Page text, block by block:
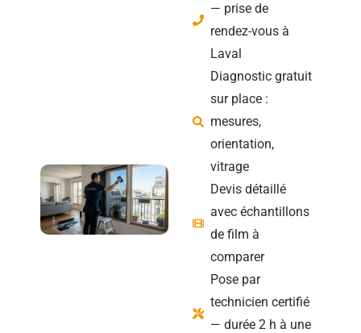
— prise de
rendez-vous à
Laval
Diagnostic gratuit
sur place :
mesures,
orientation,
vitrage
Devis détaillé
avec échantillons
de film à
comparer
Pose par
technicien certifié
— durée 2 h à une